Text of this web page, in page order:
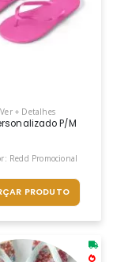
Ver + Detalhes
P/m
Redd Promocional
PRODUTO